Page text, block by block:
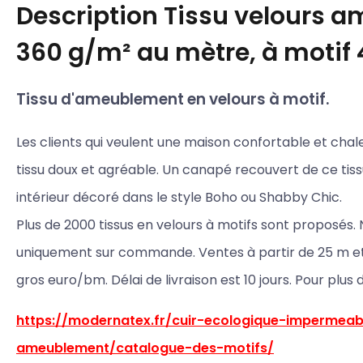
Description Tissu velours
360 g/m² au mètre, à motif
Tissu d'ameublement en velours à motif.
Les clients qui veulent une maison confortable et
tissu doux et agréable. Un canapé recouvert de ce
intérieur décoré dans le style Boho ou Shabby Chic.
Plus de 2000 tissus en velours à motifs sont proposés.
uniquement sur commande. Ventes à partir de 25 m
gros euro/bm. Délai de livraison est 10 jours. Pour
https://modernatex.fr/cuir-ecologique-
ameublement/catalogue-des-motifs/